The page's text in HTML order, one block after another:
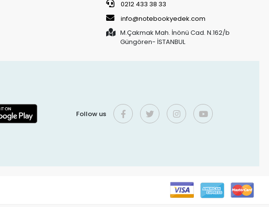
0212 433 38 33
info@notebookyedek.com
M.Çakmak Mah. İnönü Cad. N.162/b
Güngören- İSTANBUL
Follow us